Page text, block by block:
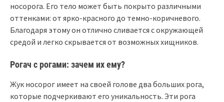
носорога. Его тело может быть покрыто различными
оттенками: от ярко-красного до темно-коричневого.
Благодаря этому он отлично сливается с окружающей
средой и легко скрывается от возможных хищников.
Рогач с рогами: зачем их ему?
Жук носорог имеет на своей голове два больших рога,
которые подчеркивают его уникальность. Эти рога